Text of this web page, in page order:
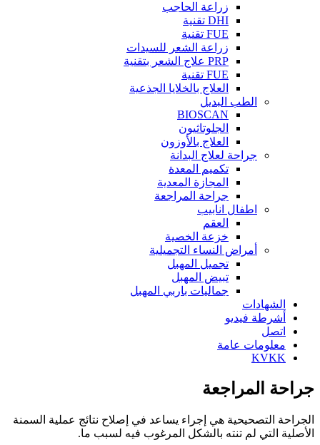
زراعة الحاجب
DHI تقنية
FUE تقنية
زراعة الشعر للسيدات
PRP علاج الشعر بتقنية
FUE تقنية
العلاج بالخلايا الجذعية
الطب البديل
BIOSCAN
الجلوتاثيون
العلاج بالأوزون
جراحة لعلاج البدانة
تكميم المعدة
المجازة المعدية
جراحة المراجعة
اطفال انابيب
العقم
خزعة الخصية
أمراض النساء التجميلية
تجميل المهبل
تبيض المهبل
جماليات باربي المهبل
الشهادات
أشرطة فيديو
اتصل
معلومات عامة
KVKK
جراحة المراجعة
الجراحة التصحيحية هي إجراء يساعد في إصلاح نتائج عملية السمنة
الأصلية التي لم تنته بالشكل المرغوب فيه لسبب ما.